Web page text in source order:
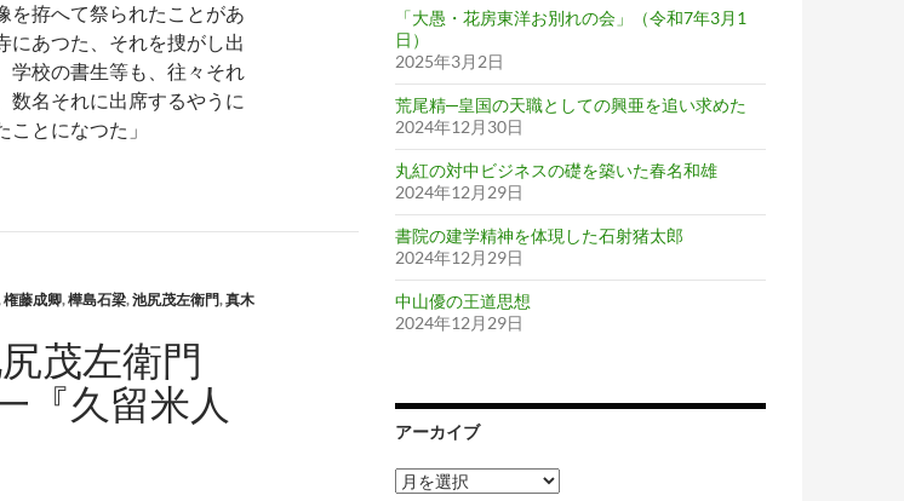
を拵へて祭られたことがあ
にあつた、それを捜がし出
学校の書生等も、往々それ
数名それに出席するやうに
とになつた」
権藤成卿,樺島石梁,池尻茂左衛門,真木
茂左衛門
『久留米人
「大愚・花房東洋お別れの会」（令和7年3月1
日）
2025年3月2日
荒尾精─皇国の天職としての興亜を追い求めた
2024年12月30日
丸紅の対中ビジネスの礎を築いた春名和雄
2024年12月29日
書院の建学精神を体現した石射猪太郎
2024年12月29日
中山優の王道思想
2024年12月29日
アーカイブ
ア